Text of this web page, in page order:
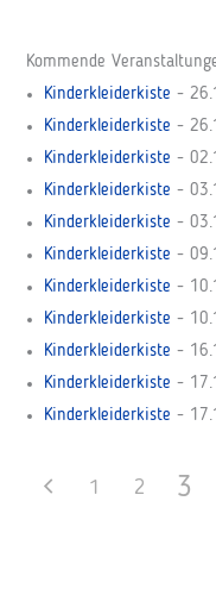
Kommende
Kinderkleiderkiste -
Kinderkleiderkiste -
Kinderkleiderkiste -
Kinderkleiderkiste -
Kinderkleiderkiste -
Kinderkleiderkiste -
Kinderkleiderkiste -
Kinderkleiderkiste -
Kinderkleiderkiste -
Kinderkleiderkiste -
Kinderkleiderkiste -
1 2 3